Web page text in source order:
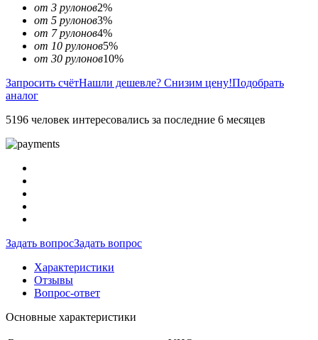
от 3 рулонов2%
от 5 рулонов3%
от 7 рулонов4%
от 10 рулонов5%
от 30 рулонов10%
Запросить счётНашли дешевле? Снизим цену!Подобрать
аналог
5196 человек интересовались за последние 6 месяцев
Задать вопросЗадать вопрос
Характеристики
Отзывы
Вопрос-ответ
Основные характеристики